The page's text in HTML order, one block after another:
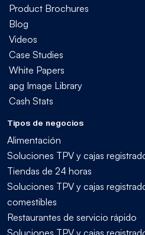
Product Brochures
Blog
Videos
Case Studies
White Papers
apg Image Library
Cash Stats
Tipos de negocios
Alimentación
Soluciones TPV y cajas
Tiendas de 24 horas
Soluciones TPV y cajas
comestibles
Restaurantes de servicio rápido